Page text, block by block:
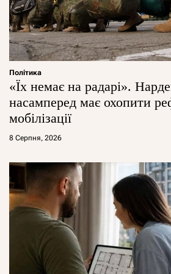
Політика
«Їх немає на радарі».
насамперед має охопити
мобілізації
8 Серпня, 2026